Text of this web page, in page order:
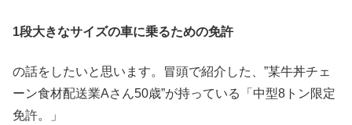
1段大きなサイズの車に乗るための免許
の話をしたいと思います。冒頭で紹介した、”某牛丼チェ
ーン食材配送業Aさん50歳”が持っている「中型8トン限定
免許。」